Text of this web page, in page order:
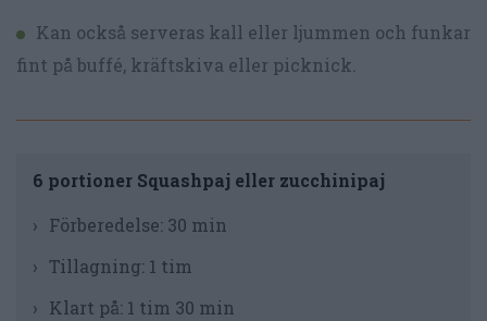
Kan också serveras kall eller ljummen och funkar
fint på buffé, kräftskiva eller picknick.
6 portioner Squashpaj eller zucchinipaj
Förberedelse: 30 min
Tillagning: 1 tim
Klart på: 1 tim 30 min